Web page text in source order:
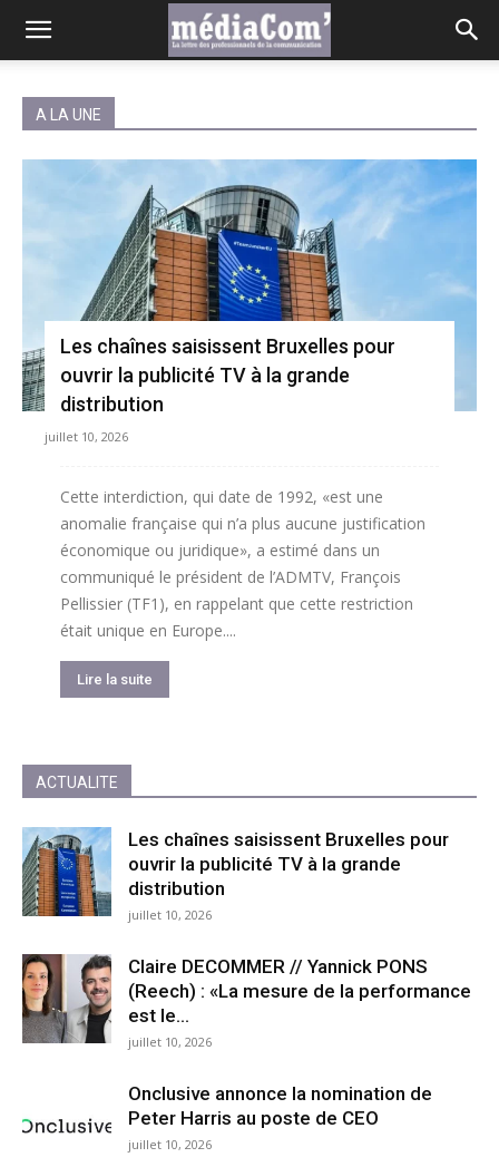
A LA UNE
Les chaînes saisissent Bruxelles pour
ouvrir la publicité TV à la grande
distribution
juillet 10, 2026
Cette interdiction, qui date de 1992, «est une
anomalie française qui n’a plus aucune justification
économique ou juridique», a estimé dans un
communiqué le président de l’ADMTV, François
Pellissier (TF1), en rappelant que cette restriction
était unique en Europe....
Lire la suite
ACTUALITE
Les chaînes saisissent Bruxelles pour
ouvrir la publicité TV à la grande
distribution
juillet 10, 2026
Claire DECOMMER // Yannick PONS
(Reech) : «La mesure de la performance
est le...
juillet 10, 2026
Onclusive annonce la nomination de
Peter Harris au poste de CEO
juillet 10, 2026